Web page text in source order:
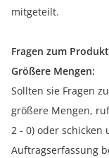
mitgeteilt.
Fragen zum
Größere Mengen:
Sollten sie Fragen
größere Mengen,
2 - 0) oder schicken
Auftragserfassung